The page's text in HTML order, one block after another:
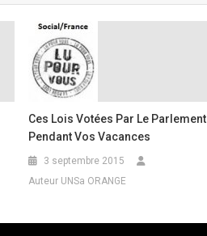
Ces Lois Votées Par Le Parlement
Pendant Vos Vacances
3 septembre 2015
Auteur UNSa ORANGE